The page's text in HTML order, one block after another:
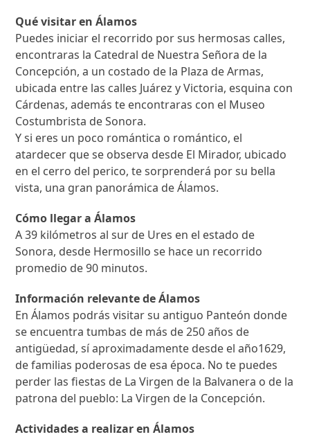
Qué visitar en Álamos
Puedes iniciar el recorrido por sus hermosas calles,
encontraras la Catedral de Nuestra Señora de la
Concepción, a un costado de la Plaza de Armas,
ubicada entre las calles Juárez y Victoria, esquina con
Cárdenas, además te encontraras con el Museo
Costumbrista de Sonora.
Y si eres un poco romántica o romántico, el
atardecer que se observa desde El Mirador, ubicado
en el cerro del perico, te sorprenderá por su bella
vista, una gran panorámica de Álamos.
Cómo llegar a Álamos
A 39 kilómetros al sur de Ures en el estado de
Sonora, desde Hermosillo se hace un recorrido
promedio de 90 minutos.
Información relevante de Álamos
En Álamos podrás visitar su antiguo Panteón donde
se encuentra tumbas de más de 250 años de
antigüedad, sí aproximadamente desde el año1629,
de familias poderosas de esa época. No te puedes
perder las fiestas de La Virgen de la Balvanera o de la
patrona del pueblo: La Virgen de la Concepción.
Actividades a realizar en Álamos